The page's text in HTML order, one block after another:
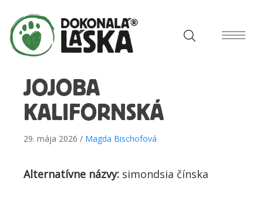
JOJOBA
KALIFORNSKÁ
29. mája 2026 / Magda Bischofová
Alternatívne názvy: simondsia čínska